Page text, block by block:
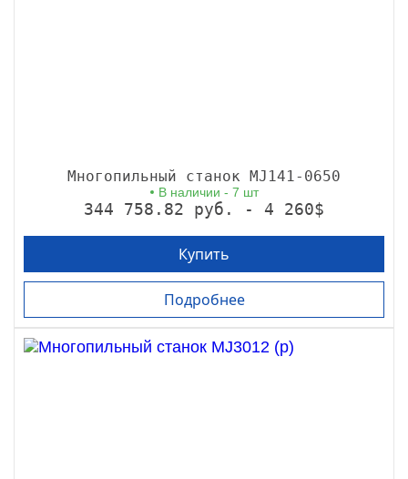
Многопильный станок MJ141-0650
В наличии - 7 шт
344 758.82 руб. - 4 260$
Купить
Подробнее